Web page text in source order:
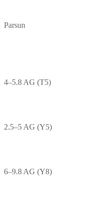
Parsun
4–5.8 AG (T5)
2.5–5 AG (Y5)
6–9.8 AG (Y8)